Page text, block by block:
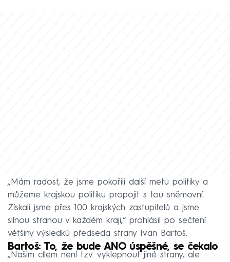
„Mám radost, že jsme pokořili další metu politiky a
můžeme krajskou politiku propojit s tou sněmovní.
Získali jsme přes 100 krajských zastupitelů a jsme
silnou stranou v každém kraji,“ prohlásil po sečtení
většiny výsledků předseda strany Ivan Bartoš.
Bartoš: To, že bude ANO úspěšné, se čekalo
„Našim cílem není tzv. vyklepnout jiné strany, ale